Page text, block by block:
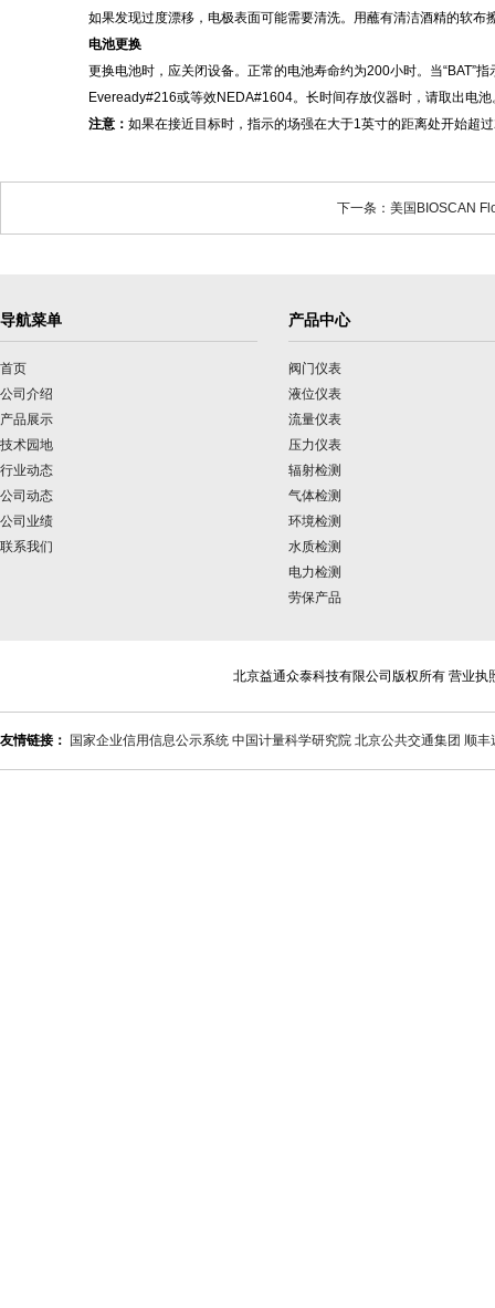
如果发现过度漂移，电极表面可能需要清洗。用蘸有清洁酒精的软布
电池更换
更换电池时，应关闭设备。正常的电池寿命约为200小时。当“BAT”
Eveready#216或等效NEDA#1604。长时间存放仪器时，请取出电池
注意 ： 如果在接近目标时，指示的场强在大于1英寸的距离处开始超
下一条：美国BIOSCAN
导航菜单
首页
公司介绍
产品展示
技术园地
行业动态
公司动态
公司业绩
联系我们
产品中心
阀门仪表
液位仪表
流量仪表
压力仪表
辐射检测
气体检测
环境检测
水质检测
电力检测
劳保产品
北京益通众泰科技有限公司版权所有 营业执
友情链接： 国家企业信用信息公示系统 中国计量科学研究院 北京公共交通集团 顺丰